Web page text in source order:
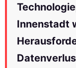
Innenstadt